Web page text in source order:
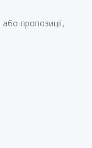
пропозиції,